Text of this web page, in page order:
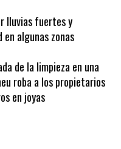
lluvias fuertes y
algunas zonas
de la limpieza en una
roba a los propietarios
en joyas